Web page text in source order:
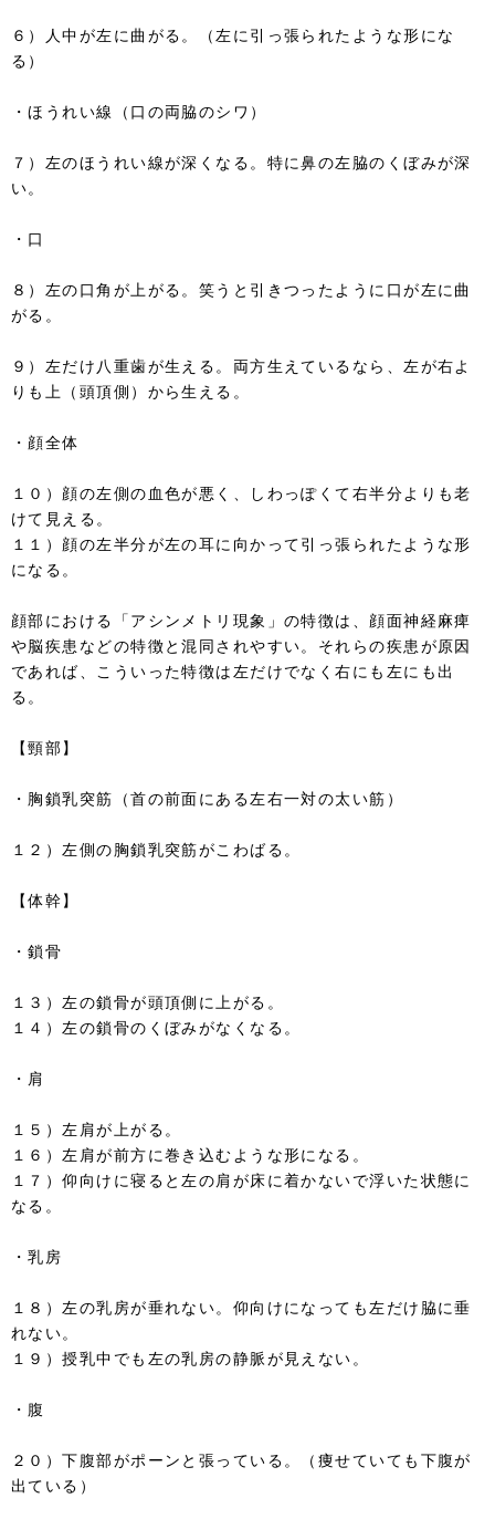
６）人中が左に曲がる。（左に引っ張られたような形にな
る）
・ほうれい線（口の両脇のシワ）
７）左のほうれい線が深くなる。特に鼻の左脇のくぼみが深
い。
・口
８）左の口角が上がる。笑うと引きつったように口が左に曲
がる。
９）左だけ八重歯が生える。両方生えているなら、左が右よ
りも上（頭頂側）から生える。
・顔全体
１０）顔の左側の血色が悪く、しわっぽくて右半分よりも老
けて見える。
１１）顔の左半分が左の耳に向かって引っ張られたような形
になる。
顔部における「アシンメトリ現象」の特徴は、顔面神経麻痺
や脳疾患などの特徴と混同されやすい。それらの疾患が原因
であれば、こういった特徴は左だけでなく右にも左にも出
る。
【頸部】
・胸鎖乳突筋（首の前面にある左右一対の太い筋）
１２）左側の胸鎖乳突筋がこわばる。
【体幹】
・鎖骨
１３）左の鎖骨が頭頂側に上がる。
１４）左の鎖骨のくぼみがなくなる。
・肩
１５）左肩が上がる。
１６）左肩が前方に巻き込むような形になる。
１７）仰向けに寝ると左の肩が床に着かないで浮いた状態に
なる。
・乳房
１８）左の乳房が垂れない。仰向けになっても左だけ脇に垂
れない。
１９）授乳中でも左の乳房の静脈が見えない。
・腹
２０）下腹部がポーンと張っている。（痩せていても下腹が
出ている）